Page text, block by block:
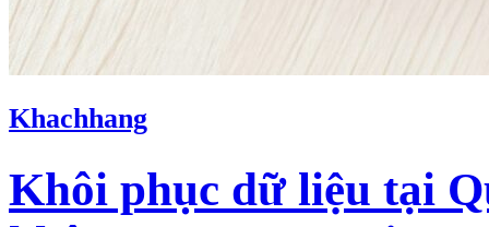
Khachhang
Khôi phục dữ liệu tại